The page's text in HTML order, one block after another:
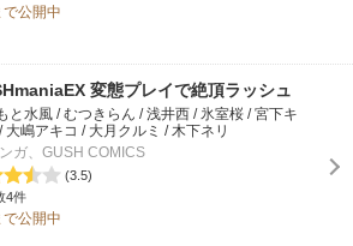
で公開中
変態プレイで絶頂ラッシュ
と水風 / むつきらん / 浅井西 / 氷室桜 / 宮下キ
大嶋アキコ / 大月クルミ / 木下ネリ
ガ、GUSH COMICS
(3.5)
4件
で公開中